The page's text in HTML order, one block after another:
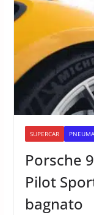
SUPERCAR
Porsche
Pilot
bagnato